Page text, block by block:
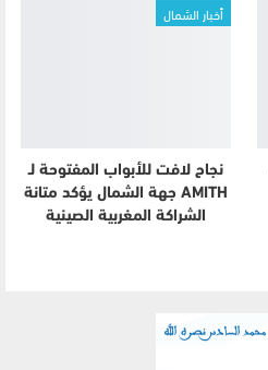
أخبار الشمال
نجاح لافت للأبواب المفتوحة لـ
AMITH جهة الشمال يؤكد متانة
الشراكة المغربية الصينية